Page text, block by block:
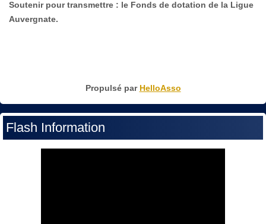
Soutenir pour transmettre : le Fonds de dotation de la Ligue
Auvergnate.
Propulsé par HelloAsso
Flash Information